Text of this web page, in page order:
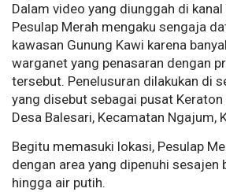
Dalam video yang diunggah di kanal
Pesulap Merah mengaku sengaja
kawasan Gunung Kawi karena
warganet yang penasaran dengan
tersebut. Penelusuran dilakukan di
yang disebut sebagai pusat Keraton
Desa Balesari, Kecamatan Ngajum,
Begitu memasuki lokasi, Pesulap
dengan area yang dipenuhi sesajen
hingga air putih.